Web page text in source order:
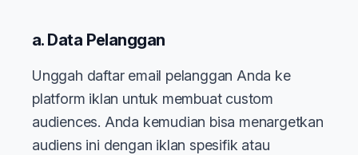
a. Data Pelanggan
Unggah daftar email pelanggan Anda ke
platform iklan untuk membuat custom
audiences. Anda kemudian bisa menargetkan
audiens ini dengan iklan spesifik atau